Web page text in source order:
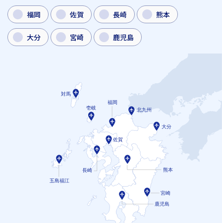
福岡 佐賀 長崎 熊本
大分 宮崎 鹿児島
対馬
福岡
北九州
壱岐
宮崎
熊本
鹿児島
五島福江
長崎
大分
佐賀